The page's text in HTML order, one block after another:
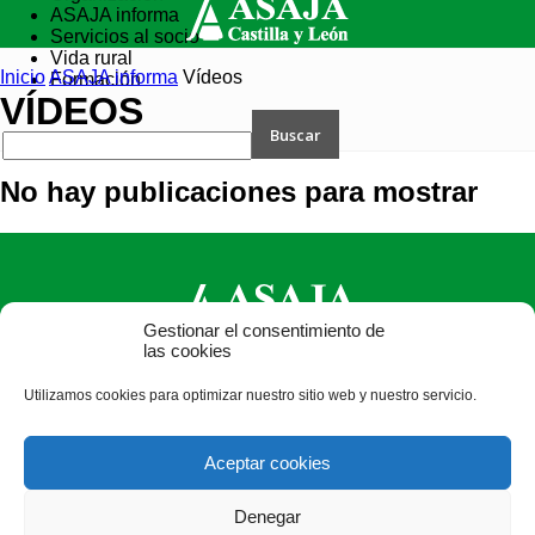
Gestionar el consentimiento de
las cookies
Utilizamos cookies para optimizar nuestro sitio web y nuestro servicio.
Aceptar cookies
Denegar
ASAJA informa
Servicios al socio
Vida rural
Formación
InicioASAJA informa Vídeos
VÍDEOS
No hay publicaciones para mostrar
Valladolid - España · Tel.: +34 983 472 350 ·
info@asajacyl.com